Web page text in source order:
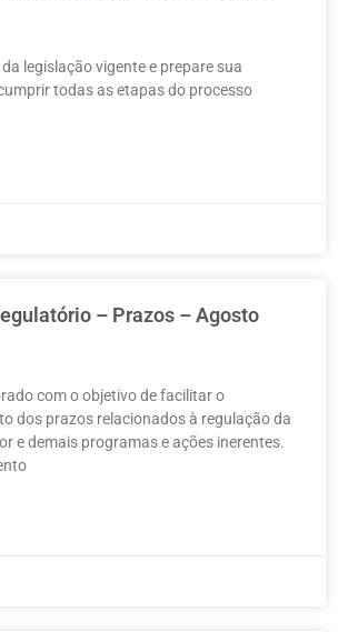
legislação vigente e prepare sua
todas as etapas do processo
– Prazos – Agosto
com o objetivo de facilitar o
dos prazos relacionados à regulação da
e demais programas e ações inerentes.